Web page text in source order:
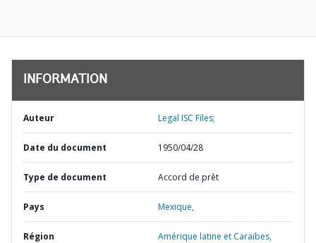
INFORMATION
Auteur Legal ISC Files;
Date du document 1950/04/28
Type de document Accord de prêt
Pays Mexique,
Région Amérique latine et Caraïbes,